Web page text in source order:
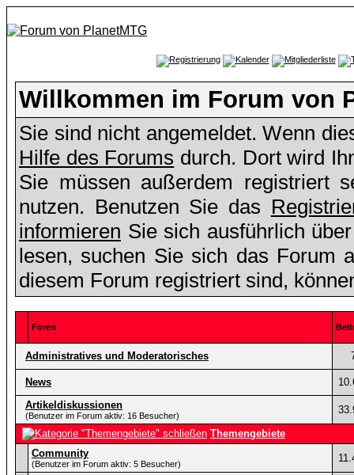
Willkommen im Forum von
Sie sind nicht angemeldet. Wenn
Hilfe des Forums durch. Dort wird
Sie müssen außerdem registriert
nutzen. Benutzen Sie das
informieren Sie sich ausführlich
lesen, suchen Sie sich das Forum
diesem Forum registriert sind,
Foren
Administratives und Moderatorisches
News
Artikeldiskussionen
(Benutzer im Forum aktiv: 16 Besucher)
Themengebiete
Community
(Benutzer im Forum aktiv: 5 Besucher)